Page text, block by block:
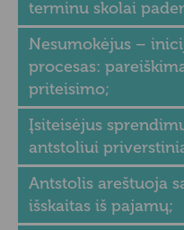
terminu skolai
Nesumokėjus –
procesas:
priteisimo;
Įsiteisėjus
antstoliui
Antstolis areštuoja
išskaitas iš pajamų;